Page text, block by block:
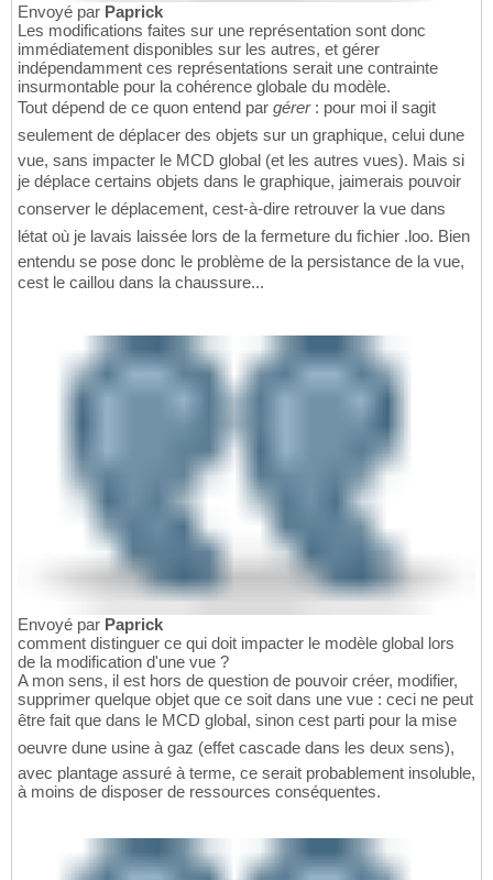
Envoyé par Paprick
Les modifications faites sur une représentation sont donc
immédiatement disponibles sur les autres, et gérer
indépendamment ces représentations serait une contrainte
insurmontable pour la cohérence globale du modèle.
Tout dépend de ce quon entend par gérer: pour moi il sagit
seulement de déplacer des objets sur un graphique, celui dune
vue, sans impacter le MCD global (et les autres vues). Mais si
je déplace certains objets dans le graphique, jaimerais pouvoir
conserver le déplacement, cest-à-dire retrouver la vue dans
létat où je lavais laissée lors de la fermeture du fichier .loo. Bien
entendu se pose donc le problème de la persistance de la vue,
cest le caillou dans la chaussure...
Envoyé par Paprick
comment distinguer ce qui doit impacter le modèle global lors
de la modification d'une vue ?
A mon sens, il est hors de question de pouvoir créer, modifier,
supprimer quelque objet que ce soit dans une vue : ceci ne peut
être fait que dans le MCD global, sinon cest parti pour la mise
oeuvre dune usine à gaz (effet cascade dans les deux sens),
avec plantage assuré à terme, ce serait probablement insoluble,
à moins de disposer de ressources conséquentes.